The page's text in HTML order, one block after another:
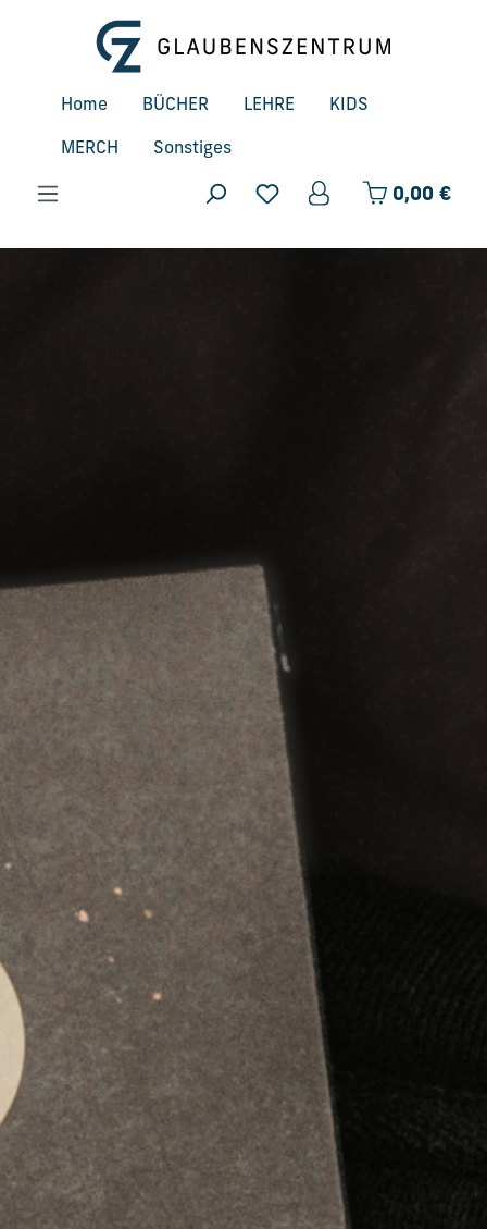
Zum Hauptinhalt springen
Home BÜCHER LEHRE KIDS
MERCH Sonstiges
0,00 €